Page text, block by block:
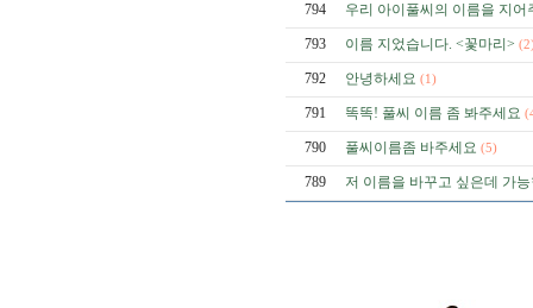
794 우리 아이풀씨의 이름을 지어
793 이름 지었습니다. <꽃마리>
792 안녕하세요 (1)
791 똑똑! 풀씨 이름 좀 봐주세요
790 풀씨이름좀 바주세요 (5)
789 저 이름을 바꾸고 싶은데 가능